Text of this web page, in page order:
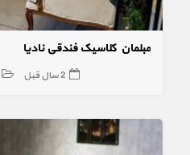
مبلمان کلاسیک فندقی نادیا
2 سال قبل